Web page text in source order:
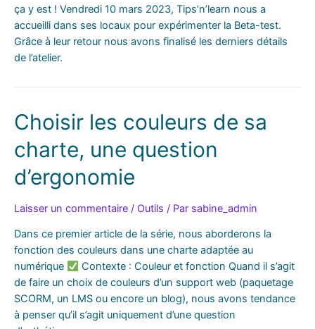
ça y est ! Vendredi 10 mars 2023, Tips’n’learn nous a
accueilli dans ses locaux pour expérimenter la Beta-test.
Grâce à leur retour nous avons finalisé les derniers détails
de l’atelier.
Choisir les couleurs de sa
charte, une question
d’ergonomie
Laisser un commentaire / Outils / Par sabine_admin
Dans ce premier article de la série, nous aborderons la
fonction des couleurs dans une charte adaptée au
numérique
Contexte : Couleur et fonction Quand il s’agit
de faire un choix de couleurs d’un support web (paquetage
SCORM, un LMS ou encore un blog), nous avons tendance
à penser qu’il s’agit uniquement d’une question